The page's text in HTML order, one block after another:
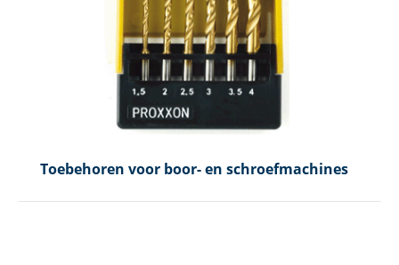
Toebehoren voor boor- en schroefmachines